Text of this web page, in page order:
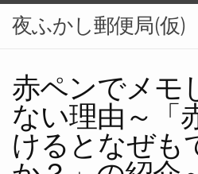
夜ふかし郵便局(仮)
赤ペンでメモ
ない理由～「
けるとなぜも